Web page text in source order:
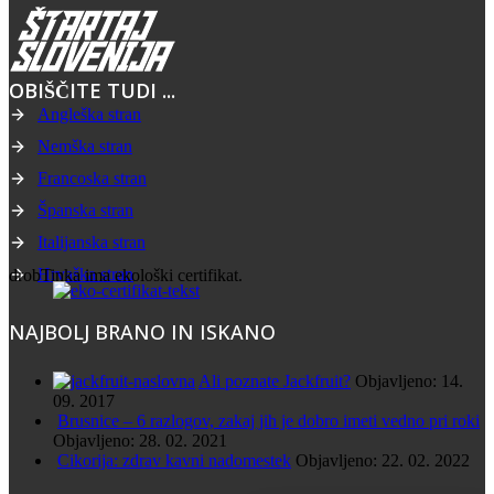
OBIŠČITE TUDI ...
Angleška stran
Nemška stran
Francoska stran
Španska stran
Italijanska stran
Hrvaška stran
drobTinka ima ekološki certifikat.
NAJBOLJ BRANO IN ISKANO
Ali poznate Jackfruit? Objavljeno: 14.
09. 2017
Brusnice – 6 razlogov, zakaj jih je dobro imeti vedno pri roki
Objavljeno: 28. 02. 2021
Cikorija: zdrav kavni nadomestek Objavljeno: 22. 02. 2022